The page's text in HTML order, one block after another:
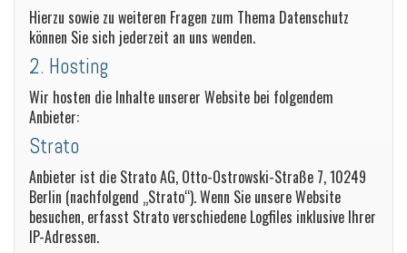
Hierzu sowie zu weiteren Fragen zum Thema Datenschutz
können Sie sich jederzeit an uns wenden.
2. Hosting
Wir hosten die Inhalte unserer Website bei folgendem
Anbieter:
Strato
Anbieter ist die Strato AG, Otto-Ostrowski-Straße 7, 10249
Berlin (nachfolgend „Strato“). Wenn Sie unsere Website
besuchen, erfasst Strato verschiedene Logfiles inklusive Ihrer
IP-Adressen.